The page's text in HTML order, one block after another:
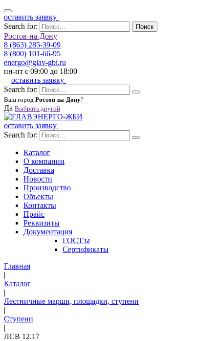
оставить заявку
Search for:
Поиск
Ростов-на-Дону
8 (863) 285-39-09
8 (800) 101-66-95
energo@glav-gbi.ru
пн-пт с 09:00 до 18:00
оставить заявку
Search for:
Ваш город Ростов-на-Дону?
Да Выбрать другой
оставить заявку
Search for:
Каталог
О компании
Доставка
Новости
Производство
Объекты
Контакты
Прайс
Реквизиты
Документация
ГОСТ'ы
Сертификаты
Главная
|
Каталог
|
Лестничные марши, площадки, ступени
|
Ступени
|
ЛСВ 12.17